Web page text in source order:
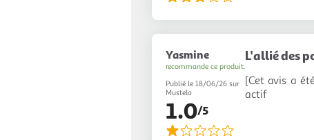
Yasmine
recommande ce produit.
Publié le 18/06/26 sur
Mustela
1.0/5
L'allié des
[Cet avis a
actif